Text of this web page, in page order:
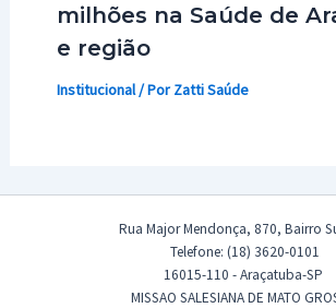
milhões na Saúde de
e região
Institucional/ PorZatti Saúde
Rua Major Mendonça, 870, Bairro
Telefone: (18) 3620-0101
16015-110 - Araçatuba-SP
MISSAO SALESIANA DE MATO